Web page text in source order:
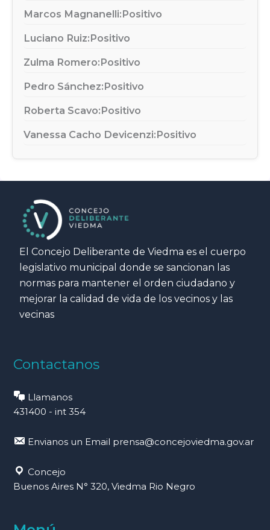
Marcos Magnanelli:Positivo
Luciano Ruiz:Positivo
Zulma Romero:Positivo
Pedro Sánchez:Positivo
Roberta Scavo:Positivo
Vanessa Cacho Devicenzi:Positivo
El Concejo Deliberante de Viedma es el cuerpo
legislativo municipal donde se sancionan las
normas para mantener el orden ciudadano y
mejorar la calidad de vida de los vecinos y las
vecinas
Contactanos
Llamanos
431400 - int 354
Envianos un Email prensa@concejoviedma.gov.ar
Concejo
Buenos Aires N° 320, Viedma Rio Negro